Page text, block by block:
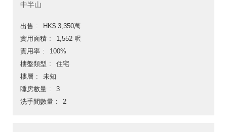
中半山
出售
HK$ 3,350萬
實用面積
1,552 呎
實用率
100%
樓盤類型
住宅
樓層
未知
睡房數量
3
洗手間數量
2